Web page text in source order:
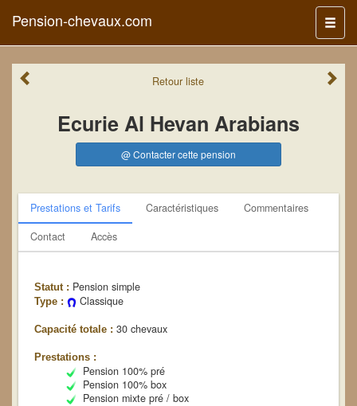
Menu
Pension-chevaux.com
Retourliste
Ecurie Al Hevan Arabians
@ Contacter cette pension
Prestations et Tarifs Caractéristiques
Commentaires
Contact
Accès
Statut : Pension simple
Type : Classique
Capacité totale : 30 chevaux
Prestations :
Pension 100% pré
Pension 100% box
Pension mixte pré / box